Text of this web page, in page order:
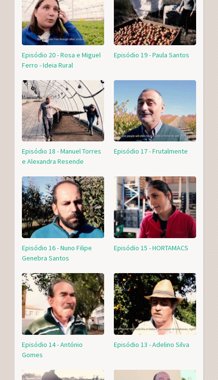
Episódio 20 - Rosa e Miguel
Ferro - Ideia Rural
Episódio 19 - Paula Santos
Episódio 18 - Manuel Torres
e Alexandra Resende
Episódio 17 - Frutalmente
Episódio 16 - Nuno Filipe
Genebra Santos
Episódio 15 - HORTAMACS
Episódio 14 - António
Gomes
Episódio 13 - Adelino Silva